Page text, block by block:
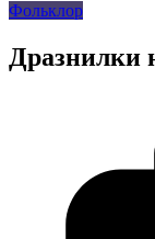
Фольклор
Дразнилки